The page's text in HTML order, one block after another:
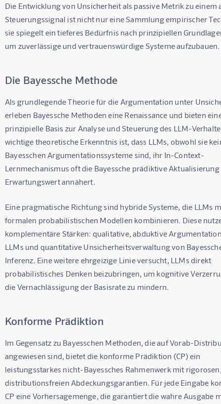
Die Entwicklung von Unsicherheit als passive Metrik zu einem
Steuerungssignal ist nicht nur eine Sammlung empirischer
sie spiegelt ein tieferes Bedürfnis nach prinzipiellen
um zuverlässige und vertrauenswürdige Systeme aufzubauen.
Die Bayessche Methode
Als grundlegende Theorie für die Argumentation unter
erleben Bayessche Methoden eine Renaissance und bieten
prinzipielle Basis zur Analyse und Steuerung des LLM-
wichtige theoretische Erkenntnis ist, dass LLMs, obwohl sie
Bayesschen Argumentationssysteme sind, ihr In-Context-
Lernmechanismus oft die Bayessche prädiktive
Erwartungswert annähert.
Eine pragmatische Richtung sind hybride Systeme, die LLMs
formalen probabilistischen Modellen kombinieren. Diese
komplementäre Stärken: qualitative, abduktive
LLMs und quantitative Unsicherheitsverwaltung von
Inferenz. Eine weitere ehrgeizige Linie versucht, LLMs direkt
probabilistisches Denken beizubringen, um kognitive
die Vernachlässigung der Basisrate zu mindern.
Konforme Prädiktion
Im Gegensatz zu Bayesschen Methoden, die auf Vorab-
angewiesen sind, bietet die konforme Prädiktion (CP) ein
leistungsstarkes nicht-Bayessches Rahmenwerk mit
distributionsfreien Abdeckungsgarantien. Für jede Eingabe
CP eine Vorhersagemenge, die garantiert die wahre Ausgabe